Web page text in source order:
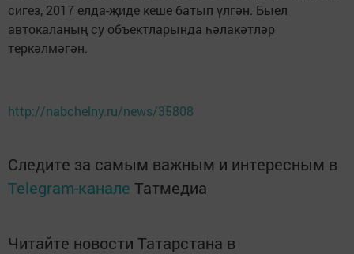
сигез, 2017 елда-җиде кеше батып үлгән. Быел
автокаланың су объектларында һәлакәтләр
теркәлмәгән.
http://nabchelny.ru/news/35808
Следите за самым важным и интересным в
Telegram-канале Татмедиа
Читайте новости Татарстана в